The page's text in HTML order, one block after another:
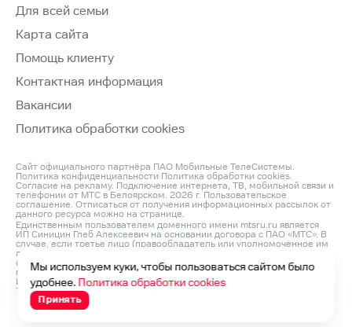
Для всей семьи
Карта сайта
Помощь клиенту
Контактная информация
Вакансии
Политика обработки cookies
Сайт официального партнёра ПАО Мобильные ТелеСистемы.
Политика конфиденциальности Политика обработки cookies.
Согласие на рекламу. Подключение интернета, ТВ, мобильной связи и
телефонии от МТС в Белоярском. 2026 г. Пользовательское
соглашение. Отписаться от получения информационных рассылок от
данного ресурса можно на странице.
Единственным пользователем доменного имени mtsru.ru является
ИП Синицин Глеб Алексеевич на основании договора с ПАО «МТС». В
случае, если третье лицо (правообладатель или уполномоченное им
лицо) считает, что его права на объект интеллектуальной
собственности нарушаются, он может направить претензию
по адресу: ИП Синицин Глеб Алексеевич, ОГРНИП: 312760420200042,
ИНН: 760411045260, Юр. Адрес 150046, Россия, Ярославль г,
Титова ул, д. 14 корп 3, оф.кв. 54 и по e‑mail:
Мы используем куки, чтобы пользоваться сайтом было
удобнее. Политика обработки cookies
Принять